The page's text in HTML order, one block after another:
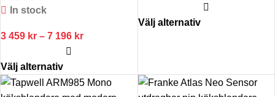
In stock
3 459 kr – 7 196 kr
Välj alternativ
Välj alternativ